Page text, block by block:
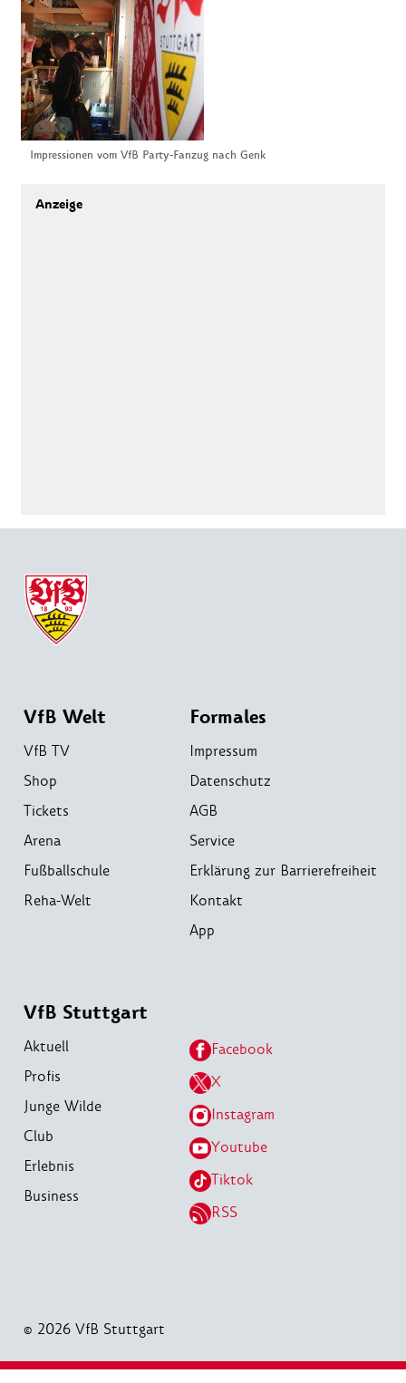
Impressionen vom VfB Party-Fanzug nach Genk
VfB Welt
VfB TV
Shop
Tickets
Arena
Fußballschule
Reha-Welt
Formales
Impressum
Datenschutz
AGB
Service
Erklärung zur Barrierefreiheit
Kontakt
App
VfB Stuttgart
Aktuell
Profis
Junge Wilde
Club
Erlebnis
Business
Facebook
X
Instagram
Youtube
Tiktok
RSS
© 2026 VfB Stuttgart